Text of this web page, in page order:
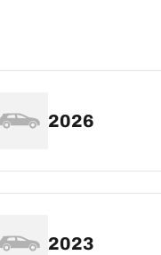
2026
2023